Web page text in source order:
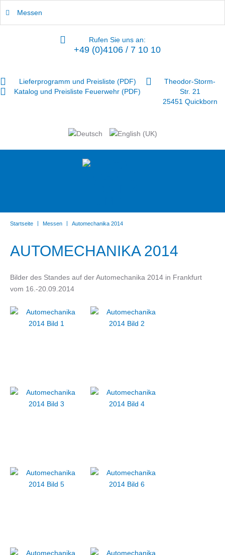
Rufen Sie uns an:
+49 (0)4106 / 7 10 10
Lieferprogramm und Preisliste (PDF)
Katalog und Preisliste Feuerwehr (PDF)
Theodor-Storm-
Str. 21
25451 Quickborn
Messen
Startseite | Messen | Automechanika 2014
AUTOMECHANIKA 2014
Bilder des Standes auf der Automechanika 2014 in Frankfurt
vom 16.-20.09.2014